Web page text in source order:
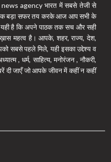
agency भारत में सबसे तेजी से
एक बड़ा सफर तय करके आज आप सभी के
यही है कि अपने पाठक तक सच और सही
महत्व है। आपके, शहर, राज्य, देश,
सबसे पहले मिले, यही इसका उद्देश्य व
, धर्म, साहित्य, मनोरंजन , नौकरी,
दी जाएँ जो आपके जीवन में कहीं न कहीं